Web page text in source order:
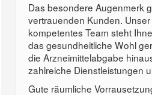
Das besondere Augenmerk
vertrauenden Kunden.
kompetentes Team steht
das gesundheitliche Wohl
die Arzneimittelabgabe
zahlreiche Dienstleistungen
Gute räumliche